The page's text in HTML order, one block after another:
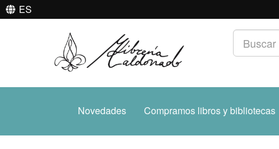
ES
Novedades Compramos libros y bibliotecas